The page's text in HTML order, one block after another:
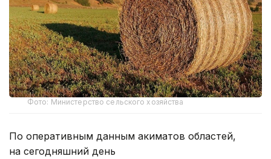
Фото: Министерство сельского хозяйства
По оперативным данным акиматов областей,
на сегодняшний день